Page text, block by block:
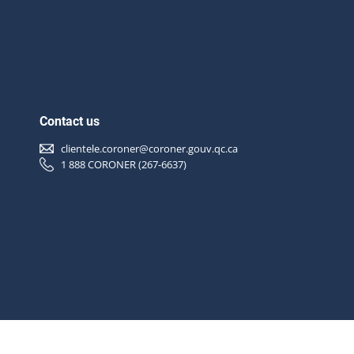
Contact us
clientele.coroner@coroner.gouv.qc.ca
1 888 CORONER (267-6637)